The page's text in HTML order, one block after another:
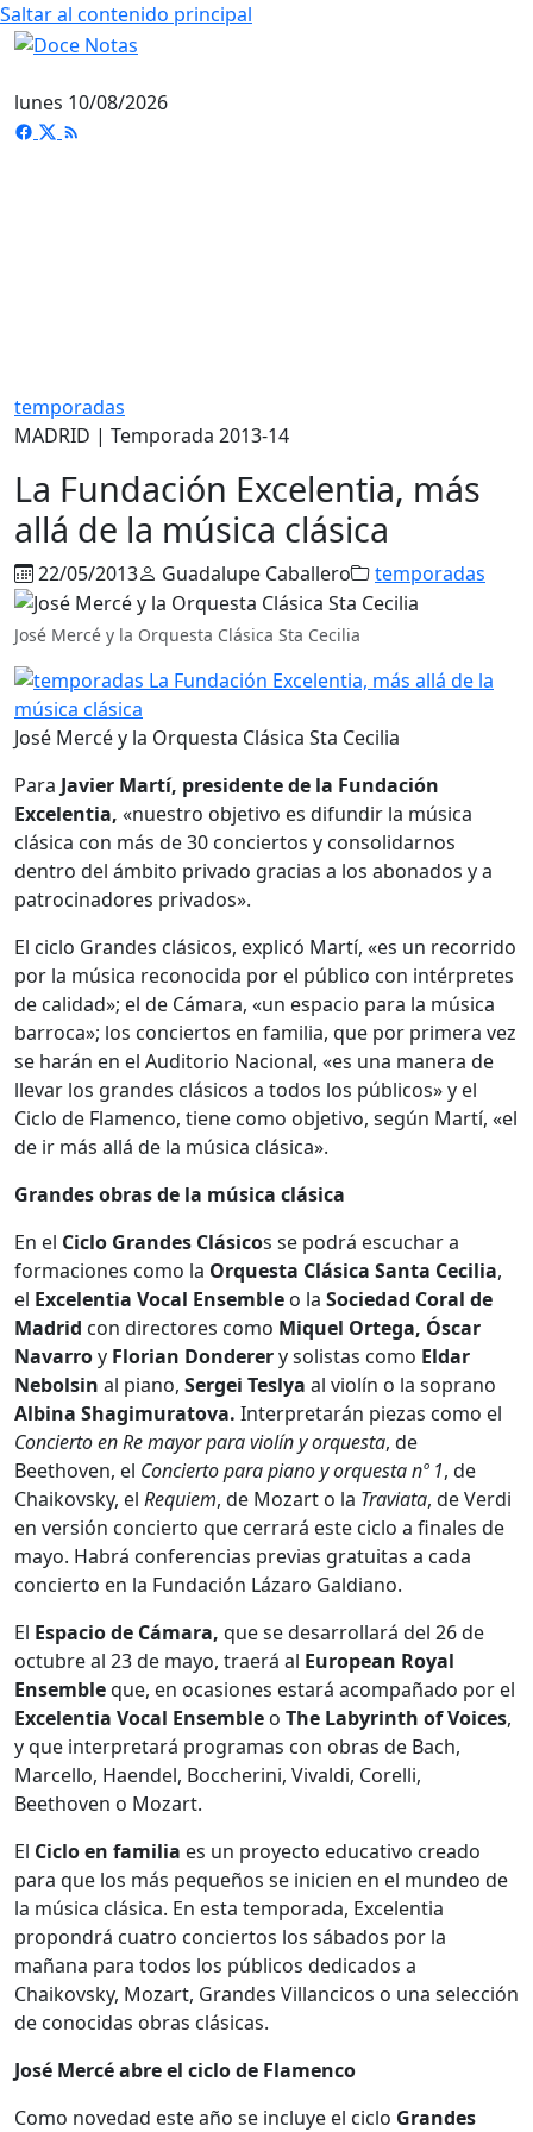
Saltar al contenido principal
lunes 10/08/2026
temporadas
MADRID | Temporada 2013-14
La Fundación Excelentia, más
allá de la música clásica
22/05/2013 Guadalupe Caballero temporadas
José Mercé y la Orquesta Clásica Sta Cecilia
José Mercé y la Orquesta Clásica Sta Cecilia
Para Javier Martí, presidente de la Fundación
Excelentia, «nuestro objetivo es difundir la música
clásica con más de 30 conciertos y consolidarnos
dentro del ámbito privado gracias a los abonados y a
patrocinadores privados».
El ciclo Grandes clásicos, explicó Martí, «es un recorrido
por la música reconocida por el público con intérpretes
de calidad»; el de Cámara, «un espacio para la música
barroca»; los conciertos en familia, que por primera vez
se harán en el Auditorio Nacional, «es una manera de
llevar los grandes clásicos a todos los públicos» y el
Ciclo de Flamenco, tiene como objetivo, según Martí, «el
de ir más allá de la música clásica».
Grandes obras de la música clásica
En el Ciclo Grandes Clásicos se podrá escuchar a
formaciones como la Orquesta Clásica Santa Cecilia,
el Excelentia Vocal Ensemble o la Sociedad Coral de
Madrid con directores como Miquel Ortega, Óscar
Navarroy Florian Donderery solistas como Eldar
Nebolsin al piano, Sergei Teslya al violín o la soprano
Albina Shagimuratova. Interpretarán piezas como el
Concierto en Re mayor para violín y orquesta, de
Beethoven, el Concierto para piano y orquesta nº 1, de
Chaikovsky, el Requiem, de Mozart o la Traviata, de Verdi
en versión concierto que cerrará este ciclo a finales de
mayo. Habrá conferencias previas gratuitas a cada
concierto en la Fundación Lázaro Galdiano.
El Espacio de Cámara, que se desarrollará del 26 de
octubre al 23 de mayo, traerá al European Royal
Ensembleque, en ocasiones estará acompañado por el
Excelentia Vocal Ensemble o The Labyrinth of Voices,
y que interpretará programas con obras de Bach,
Marcello, Haendel, Boccherini, Vivaldi, Corelli,
Beethoven o Mozart.
El Ciclo en familia es un proyecto educativo creado
para que los más pequeños se inicien en el mundeo de
la música clásica. En esta temporada, Excelentia
propondrá cuatro conciertos los sábados por la
mañana para todos los públicos dedicados a
Chaikovsky, Mozart, Grandes Villancicos o una selección
de conocidas obras clásicas.
José Mercé abre el ciclo de Flamenco
Como novedad este año se incluye el ciclo Grandes